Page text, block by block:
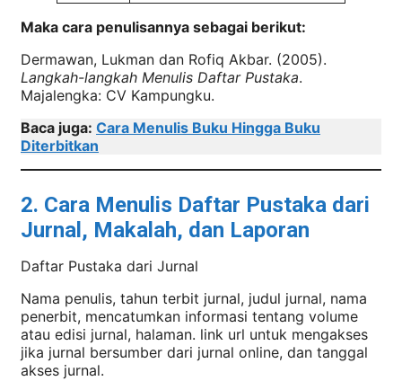
Maka cara penulisannya sebagai berikut:
Dermawan, Lukman dan Rofiq Akbar. (2005).
Langkah-langkah Menulis Daftar Pustaka.
Majalengka: CV Kampungku.
Baca juga: Cara Menulis Buku Hingga Buku
Diterbitkan
2. Cara Menulis Daftar Pustaka dari
Jurnal, Makalah, dan Laporan
Daftar Pustaka dari Jurnal
Nama penulis, tahun terbit jurnal, judul jurnal, nama
penerbit, mencatumkan informasi tentang volume
atau edisi jurnal, halaman. link url untuk mengakses
jika jurnal bersumber dari jurnal online, dan tanggal
akses jurnal.